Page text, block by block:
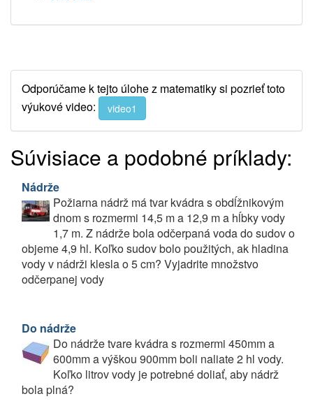
Odporúčame k tejto úlohe z matematiky si pozrieť toto
výukové video:
video1
Súvisiace a podobné príklady:
Nádrže
Požiarna nádrž má tvar kvádra s obdĺžnikovým
dnom s rozmermi 14,5 m a 12,9 m a hĺbky vody
1,7 m. Z nádrže bola odčerpaná voda do sudov o
objeme 4,9 hl. Koľko sudov bolo použitých, ak hladina
vody v nádrži klesla o 5 cm? Vyjadrite množstvo
odčerpanej vody
Do nádrže
Do nádrže tvare kvádra s rozmermi 450mm a
600mm a výškou 900mm boli naliate 2 hl vody.
Koľko litrov vody je potrebné doliať, aby nádrž
bola plná?